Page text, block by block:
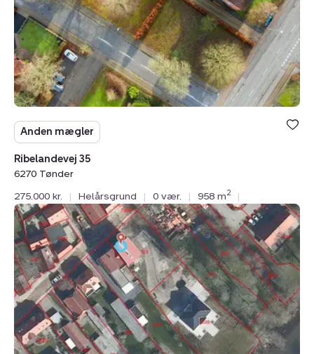
Anden mægler
Ribelandevej 35
6270 Tønder
275.000 kr.
| Helårsgrund | 0 vær. | 958 m2 |
Helårsgrund:
Vidågade
47,
6270
Tønder